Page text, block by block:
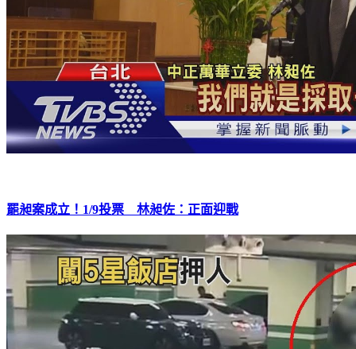
罷昶案成立！1/9投票 林昶佐：正面迎戰